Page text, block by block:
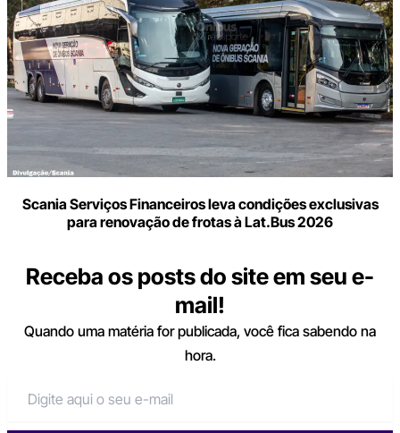
Scania Serviços Financeiros leva condições exclusivas
para renovação de frotas à Lat.Bus 2026
Receba os posts do site em seu e-
mail!
Quando uma matéria for publicada, você fica sabendo na
hora.